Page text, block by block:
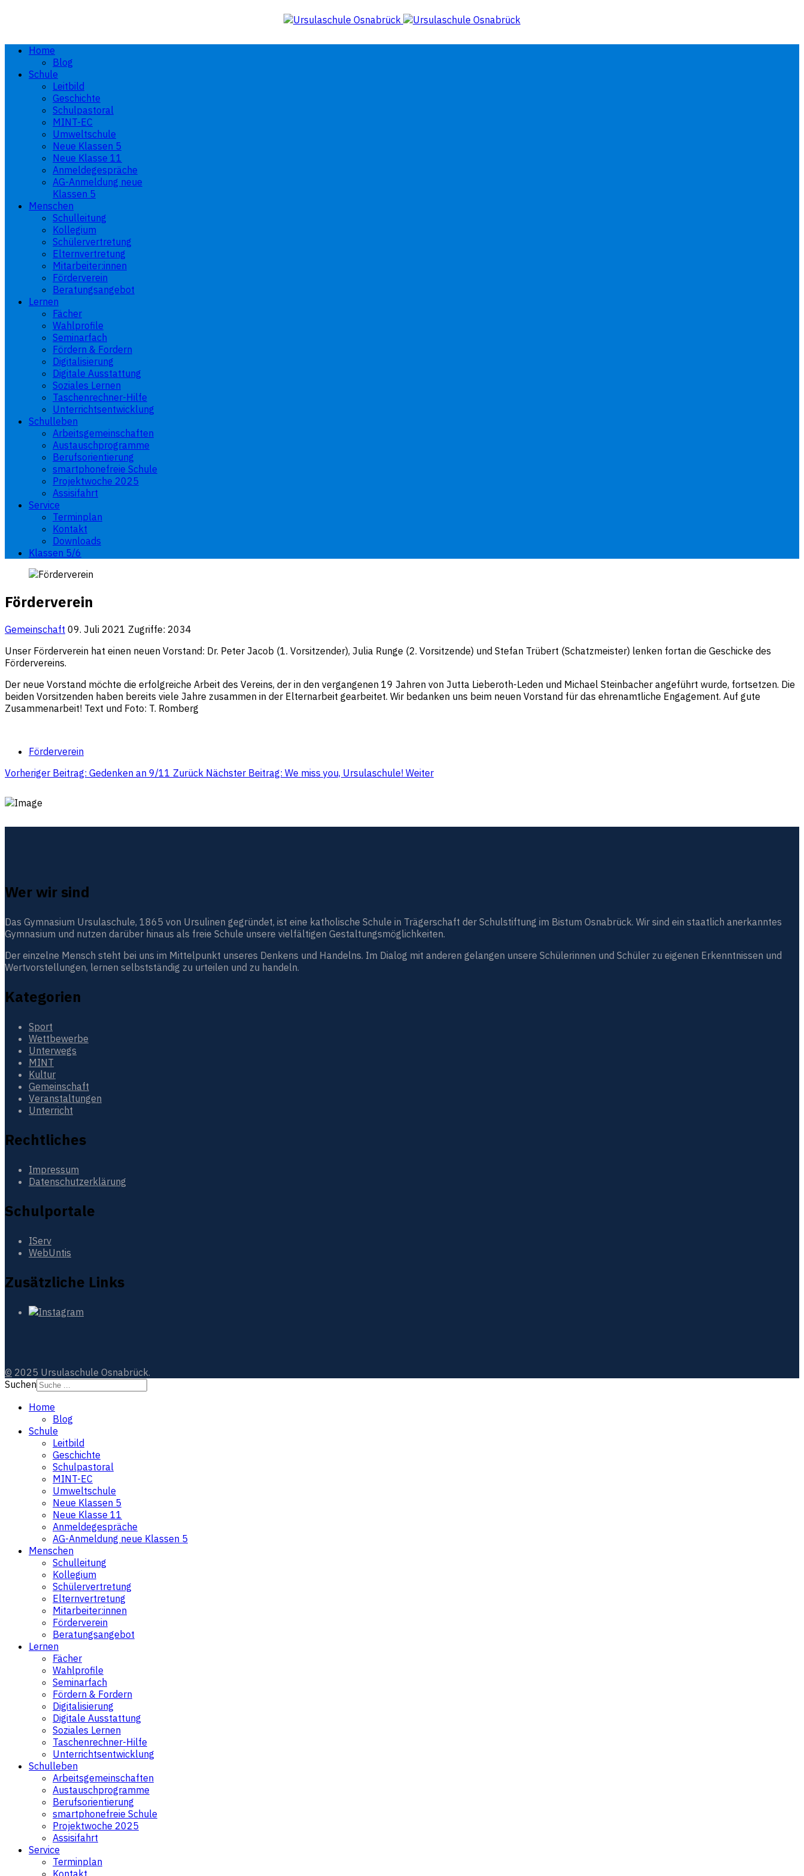
Home
Blog
Schule
Leitbild
Geschichte
Schulpastoral
MINT-EC
Umweltschule
Neue Klassen 5
Neue Klasse 11
Anmeldegespräche
AG-Anmeldung neue
Klassen 5
Menschen
Schulleitung
Kollegium
Schülervertretung
Elternvertretung
Mitarbeiter:innen
Förderverein
Beratungsangebot
Lernen
Fächer
Wahlprofile
Seminarfach
Fördern & Fordern
Digitalisierung
Digitale Ausstattung
Soziales Lernen
Taschenrechner-Hilfe
Unterrichtsentwicklung
Schulleben
Arbeitsgemeinschaften
Austauschprogramme
Berufsorientierung
smartphonefreie Schule
Projektwoche 2025
Assisifahrt
Service
Terminplan
Kontakt
Downloads
Klassen 5/6
Förderverein
Gemeinschaft 09. Juli 2021 Zugriffe: 2034
Unser Förderverein hat einen neuen Vorstand: Dr. Peter Jacob (1. Vorsitzender), Julia Runge (2. Vorsitzende) und Stefan Trübert (Schatzmeister) lenken fortan die Geschicke des
Fördervereins.
Der neue Vorstand möchte die erfolgreiche Arbeit des Vereins, der in den vergangenen 19 Jahren von Jutta Lieberoth-Leden und Michael Steinbacher angeführt wurde, fortsetzen. Die
beiden Vorsitzenden haben bereits viele Jahre zusammen in der Elternarbeit gearbeitet. Wir bedanken uns beim neuen Vorstand für das ehrenamtliche Engagement. Auf gute
Zusammenarbeit! Text und Foto: T. Romberg
Förderverein
Vorheriger Beitrag: Gedenken an 9/11 Zurück Nächster Beitrag: We miss you, Ursulaschule! Weiter
Wer wir sind
Das Gymnasium Ursulaschule, 1865 von Ursulinen gegründet, ist eine katholische Schule in Trägerschaft der Schulstiftung im Bistum Osnabrück. Wir sind ein staatlich anerkanntes
Gymnasium und nutzen darüber hinaus als freie Schule unsere vielfältigen Gestaltungsmöglichkeiten.
Der einzelne Mensch steht bei uns im Mittelpunkt unseres Denkens und Handelns. Im Dialog mit anderen gelangen unsere Schülerinnen und Schüler zu eigenen Erkenntnissen und
Wertvorstellungen, lernen selbstständig zu urteilen und zu handeln.
Kategorien
Sport
Wettbewerbe
Unterwegs
MINT
Kultur
Gemeinschaft
Veranstaltungen
Unterricht
Rechtliches
Impressum
Datenschutzerklärung
Schulportale
IServ
WebUntis
Zusätzliche Links
© 2025 Ursulaschule Osnabrück.
Suchen
Home
Blog
Schule
Leitbild
Geschichte
Schulpastoral
MINT-EC
Umweltschule
Neue Klassen 5
Neue Klasse 11
Anmeldegespräche
AG-Anmeldung neue Klassen 5
Menschen
Schulleitung
Kollegium
Schülervertretung
Elternvertretung
Mitarbeiter:innen
Förderverein
Beratungsangebot
Lernen
Fächer
Wahlprofile
Seminarfach
Fördern & Fordern
Digitalisierung
Digitale Ausstattung
Soziales Lernen
Taschenrechner-Hilfe
Unterrichtsentwicklung
Schulleben
Arbeitsgemeinschaften
Austauschprogramme
Berufsorientierung
smartphonefreie Schule
Projektwoche 2025
Assisifahrt
Service
Terminplan
Kontakt